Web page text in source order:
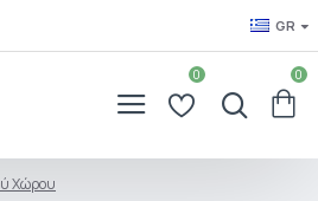
GR
0 0
Χώρου